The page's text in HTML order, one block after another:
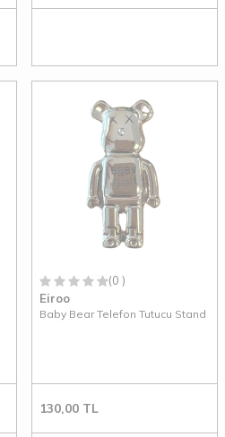
(0 )
Eiroo
Baby Bear Telefon Tutucu Stand
130,00 TL